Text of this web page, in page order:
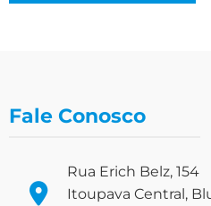
Fale Conosco
Rua Erich Belz, 154
Itoupava Central,